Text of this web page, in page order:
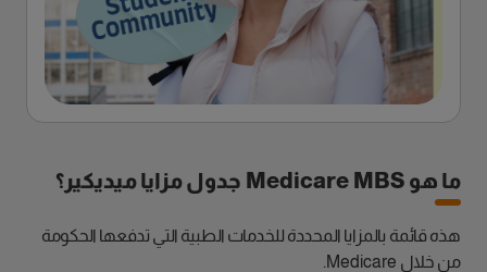
ما هو Medicare MBS جدول مزايا ميديكير؟
هذه قائمة بالمزايا المحددة للخدمات الطبية التي تدفعها الحكومة
من خلال Medicare.